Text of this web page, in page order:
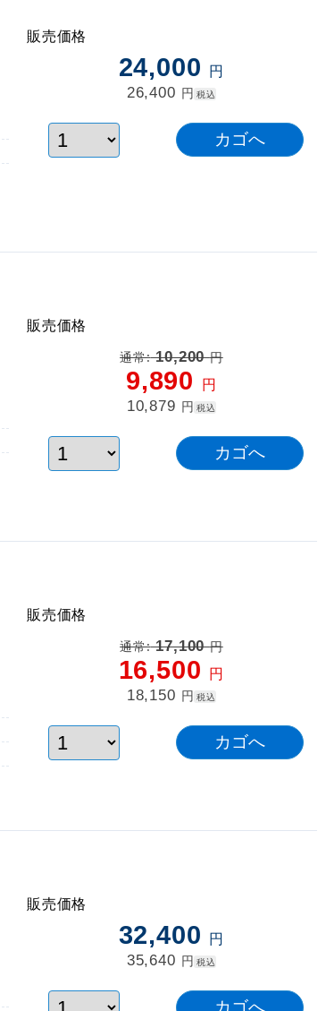
販売価格
24,000 円
26,400 円 税込
販売価格
通常:10,200円
9,890 円
10,879 円 税込
販売価格
通常:17,100円
16,500 円
18,150 円 税込
販売価格
32,400 円
35,640 円 税込